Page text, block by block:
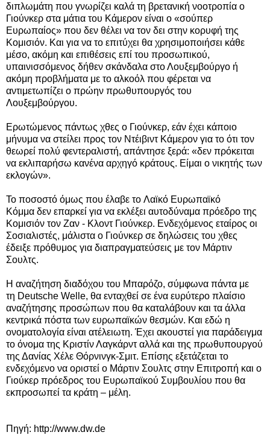
διπλωμάτη που γνωρίζει καλά τη βρετανική νοοτροπία ο
Γιούνκερ στα μάτια του Κάμερον είναι ο «σούπερ
Ευρωπαίος» που δεν θέλει να τον δει στην κορυφή της
Κομισιόν. Και για να το επιτύχει θα χρησιμοποιήσει κάθε
μέσο, ακόμη και επιθέσεις επί του προσωπικού,
υπαινισσόμενος δήθεν σκάνδαλα στο Λουξεμβούργο ή
ακόμη προβλήματα με το αλκοόλ που φέρεται να
αντιμετωπίζει ο πρώην πρωθυπουργός του
Λουξεμβούργου.
Ερωτώμενος πάντως χθες ο Γιούνκερ, εάν έχει κάποιο
μήνυμα να στείλει προς τον Ντέιβιντ Κάμερον για το ότι τον
θεωρεί πολύ φεντεραλιστή, απάντησε ξερά: «δεν πρόκειται
να εκλιπαρήσω κανένα αρχηγό κράτους. Είμαι ο νικητής των
εκλογών».
Το ποσοστό όμως που έλαβε το Λαϊκό Ευρωπαϊκό
Κόμμα δεν επαρκεί για να εκλέξει αυτοδύναμα πρόεδρο της
Κομισιόν τον Ζαν - Κλοντ Γιούνκερ. Ενδεχόμενος εταίρος οι
Σοσιαλιστές, μάλιστα ο Γιούνκερ σε δηλώσεις του χθες
έδειξε πρόθυμος για διαπραγματεύσεις με τον Μάρτιν
Σουλτς.
Η αναζήτηση διαδόχου του Μπαρόζο, σύμφωνα πάντα με
τη Deutsche Welle, θα ενταχθεί σε ένα ευρύτερο πλαίσιο
αναζήτησης προσώπων που θα καταλάβουν και τα άλλα
κεντρικά πόστα των ευρωπαϊκών θεσμών. Και εδώ η
ονοματολογία είναι ατέλειωτη. Έχει ακουστεί για παράδειγμα
το όνομα της Κριστίν Λαγκάρντ αλλά και της πρωθυπουργού
της Δανίας Χέλε Θόρνινγκ-Σμιτ. Επίσης εξετάζεται το
ενδεχόμενο να οριστεί ο Μάρτιν Σουλτς στην Επιτροπή και ο
Γιούκερ πρόεδρος του Ευρωπαϊκού Συμβουλίου που θα
εκπροσωπεί τα κράτη – μέλη.
Πηγή: http://www.dw.de